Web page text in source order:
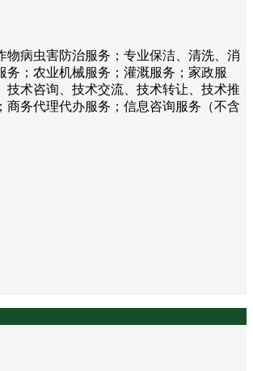
病虫害防治服务；专业保洁、清洗、消
；农业机械服务；灌溉服务；家政服
术咨询、技术交流、技术转让、技术推
务代理代办服务；信息咨询服务（不含